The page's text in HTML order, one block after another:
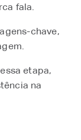
fala.
chave,
etapa,
na